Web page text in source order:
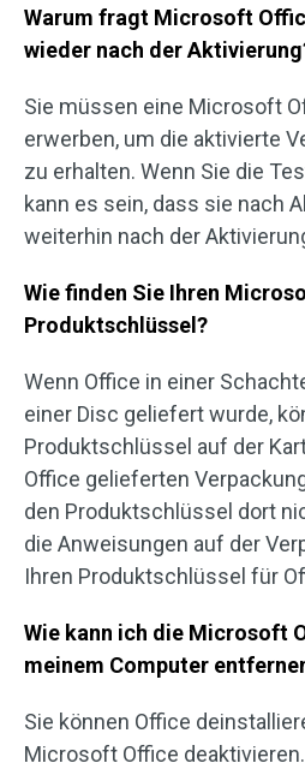
Warum fragt Microsoft
wieder nach der
Sie müssen eine Microsoft
erwerben, um die aktivierte
zu erhalten. Wenn Sie die
kann es sein, dass sie nach
weiterhin nach der
Wie finden Sie Ihren
Produktschlüssel?
Wenn Office in einer
einer Disc geliefert wurde,
Produktschlüssel auf der
Office gelieferten
den Produktschlüssel dort
die Anweisungen auf der
Ihren Produktschlüssel für
Wie kann ich die Microsoft
meinem Computer
Sie können Office
Microsoft Office